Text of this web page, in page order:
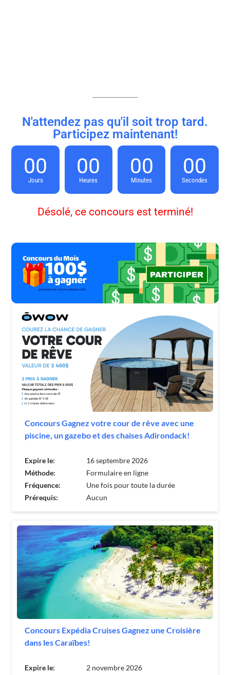
N'attendez pas qu'il soit trop tard.
Participez maintenant!
00
Jours
00
Heures
00
Minutes
00
Secondes
Désolé, ce concours est terminé!
Concours Gagnez votre cour de rêve avec une
piscine, un gazebo et des chaises Adirondack!
Expire le:
16 septembre 2026
Méthode:
Formulaire en ligne
Fréquence:
Une fois pour toute la durée
Prérequis:
Aucun
Concours Expédia Cruises Gagnez une Croisière
dans les Caraïbes!
Expire le: 2 novembre 2026